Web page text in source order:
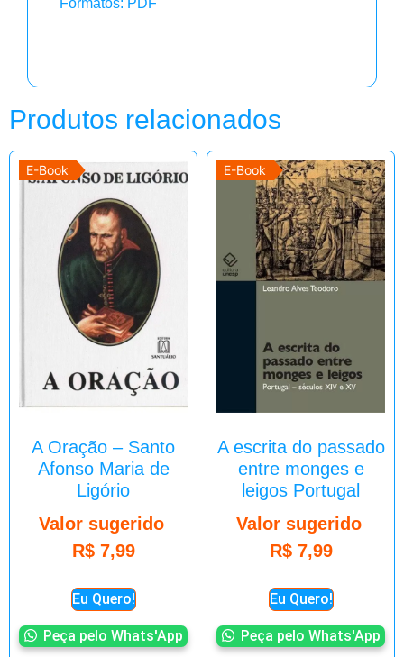
Formatos: PDF
Produtos relacionados
E-Book
A Oração – Santo
Afonso Maria de
Ligório
Valor sugerido
R$7,99
Eu Quero!
Peça pelo Whats'App
E-Book
A escrita do passado
entre monges e
leigos Portugal
Valor sugerido
R$7,99
Eu Quero!
Peça pelo Whats'App